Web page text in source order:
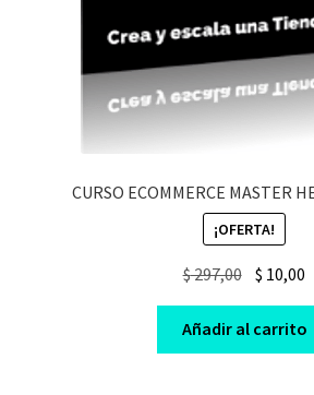
CURSO ECOMMERCE MASTER
¡OFERTA!
$297,00 Original
was:
$ 297,00.
$ 10,00
is:
Añadir al carrito